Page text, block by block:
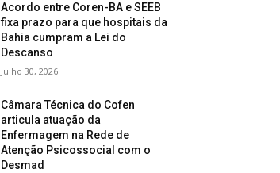
Acordo entre Coren-BA e SEEB
fixa prazo para que hospitais da
Bahia cumpram a Lei do
Descanso
Julho 30, 2026
Câmara Técnica do Cofen
articula atuação da
Enfermagem na Rede de
Atenção Psicossocial com o
Desmad